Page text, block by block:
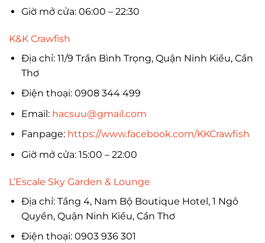
Giờ mở cửa: 06:00 – 22:30
K&K Crawfish
Địa chỉ: 11/9 Trần Bình Trọng, Quận Ninh Kiều, Cần
Thơ
Điện thoại: 0908 344 499
Email: hacsuu@gmail.com
Fanpage: https://www.facebook.com/KKCrawfish
Giờ mở cửa: 15:00 – 22:00
L’Escale Sky Garden & Lounge
Địa chỉ: Tầng 4, Nam Bộ Boutique Hotel, 1 Ngô
Quyền, Quận Ninh Kiều, Cần Thơ
Điện thoại: 0903 936 301